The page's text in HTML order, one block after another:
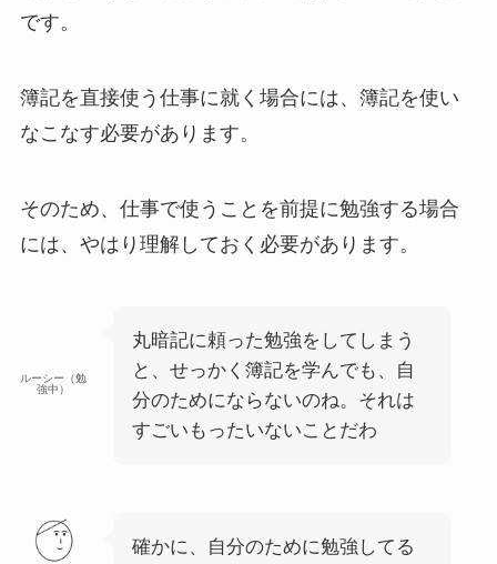
です。
簿記を直接使う仕事に就く場合には、簿記を使い
なこなす必要があります。
そのため、仕事で使うことを前提に勉強する場合
には、やはり理解しておく必要があります。
ルーシー（勉
強中）
丸暗記に頼った勉強をしてしまう
と、せっかく簿記を学んでも、自
分のためにならないのね。それは
すごいもったいないことだわ
確かに、自分のために勉強してる